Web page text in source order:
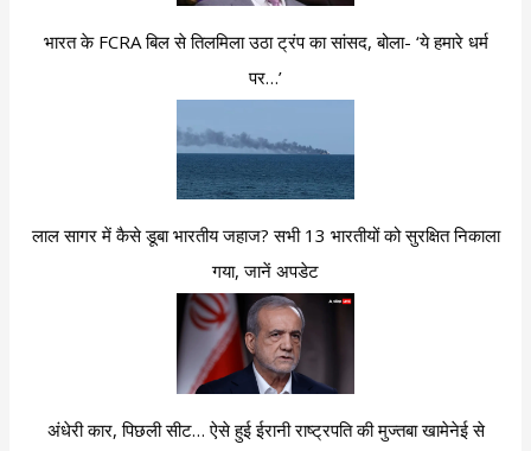
भारत के FCRA बिल से तिलमिला उठा ट्रंप का सांसद, बोला- ‘ये हमारे धर्म
पर…’
लाल सागर में कैसे डूबा भारतीय जहाज? सभी 13 भारतीयों को सुरक्षित निकाला
गया, जानें अपडेट
अंधेरी कार, पिछली सीट… ऐसे हुई ईरानी राष्ट्रपति की मुज्तबा खामेनेई से